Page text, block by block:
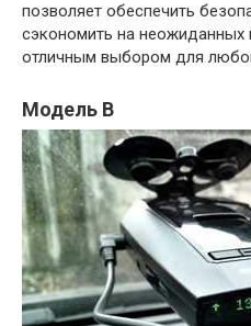
позволяет обеспечить
сэкономить на неожиданных
отличным выбором для
Модель B